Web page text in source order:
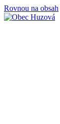
Rovnou na obsah